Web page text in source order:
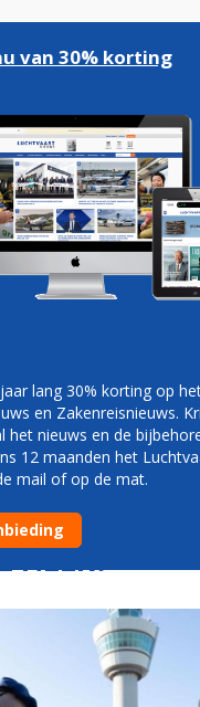
Podcasts
VOOR
'IK STEEK JOU
NEER!'
van 30% korting
lang 30% korting op
en Zakenreisnieuws.
het nieuws en de
12 maanden het
mail of op de mat.